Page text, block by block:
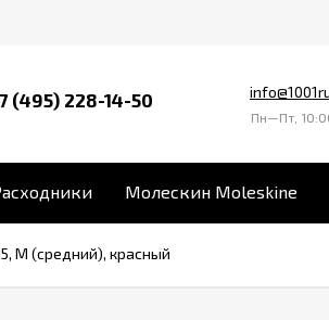
(495) 228-14-50
Пн—Пт,
Молескин Moleskine
M (средний), красный